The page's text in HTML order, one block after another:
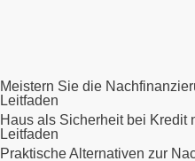
Meistern Sie die
Leitfaden
Haus als Sicherheit bei Kredit
Leitfaden
Praktische Alternativen zur